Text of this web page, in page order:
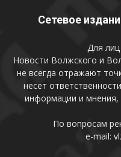
Сетевое
Для
Новости Волжского и
не всегда отражают
несет
информации и мнения,
По вопросам
e-mail: